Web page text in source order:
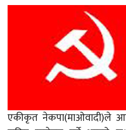
एकीकृत नेकपा(माओवादी)ले